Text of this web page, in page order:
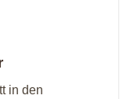
in den